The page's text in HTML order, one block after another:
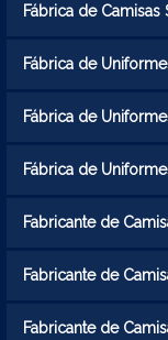
Fábrica de Camisas
Fábrica de
Fábrica de
Fábrica de
Fabricante de
Fabricante de
Fabricante de